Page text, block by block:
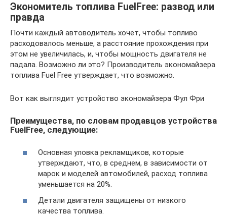
Экономитель топлива FuelFree: развод или
правда
Почти каждый автоводитель хочет, чтобы топливо
расходовалось меньше, а расстояние прохождения при
этом не увеличилась, и, чтобы мощность двигателя не
падала. Возможно ли это? Производитель экономайзера
топлива Fuel Free утверждает, что возможно.
Вот как выглядит устройство экономайзера Фул Фри
Преимущества, по словам продавцов устройства
FuelFree, следующие:
Основная уловка рекламщиков, которые
утверждают, что, в среднем, в зависимости от
марок и моделей автомобилей, расход топлива
уменьшается на 20%.
Детали двигателя защищены от низкого
качества топлива.